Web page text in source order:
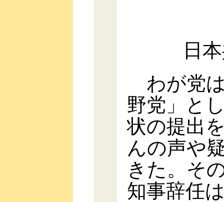
日
わが党
野党」と
状の提出
んの声や
きた。そ
知事辞任